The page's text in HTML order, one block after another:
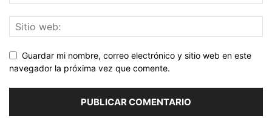
Guardar mi nombre, correo electrónico y sitio web en este
navegador la próxima vez que comente.